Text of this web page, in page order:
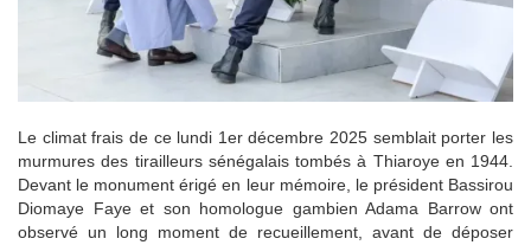
Le climat frais de ce lundi 1er décembre 2025 semblait porter les
murmures des tirailleurs sénégalais tombés à Thiaroye en 1944.
Devant le monument érigé en leur mémoire, le président Bassirou
Diomaye Faye et son homologue gambien Adama Barrow ont
observé un long moment de recueillement, avant de déposer